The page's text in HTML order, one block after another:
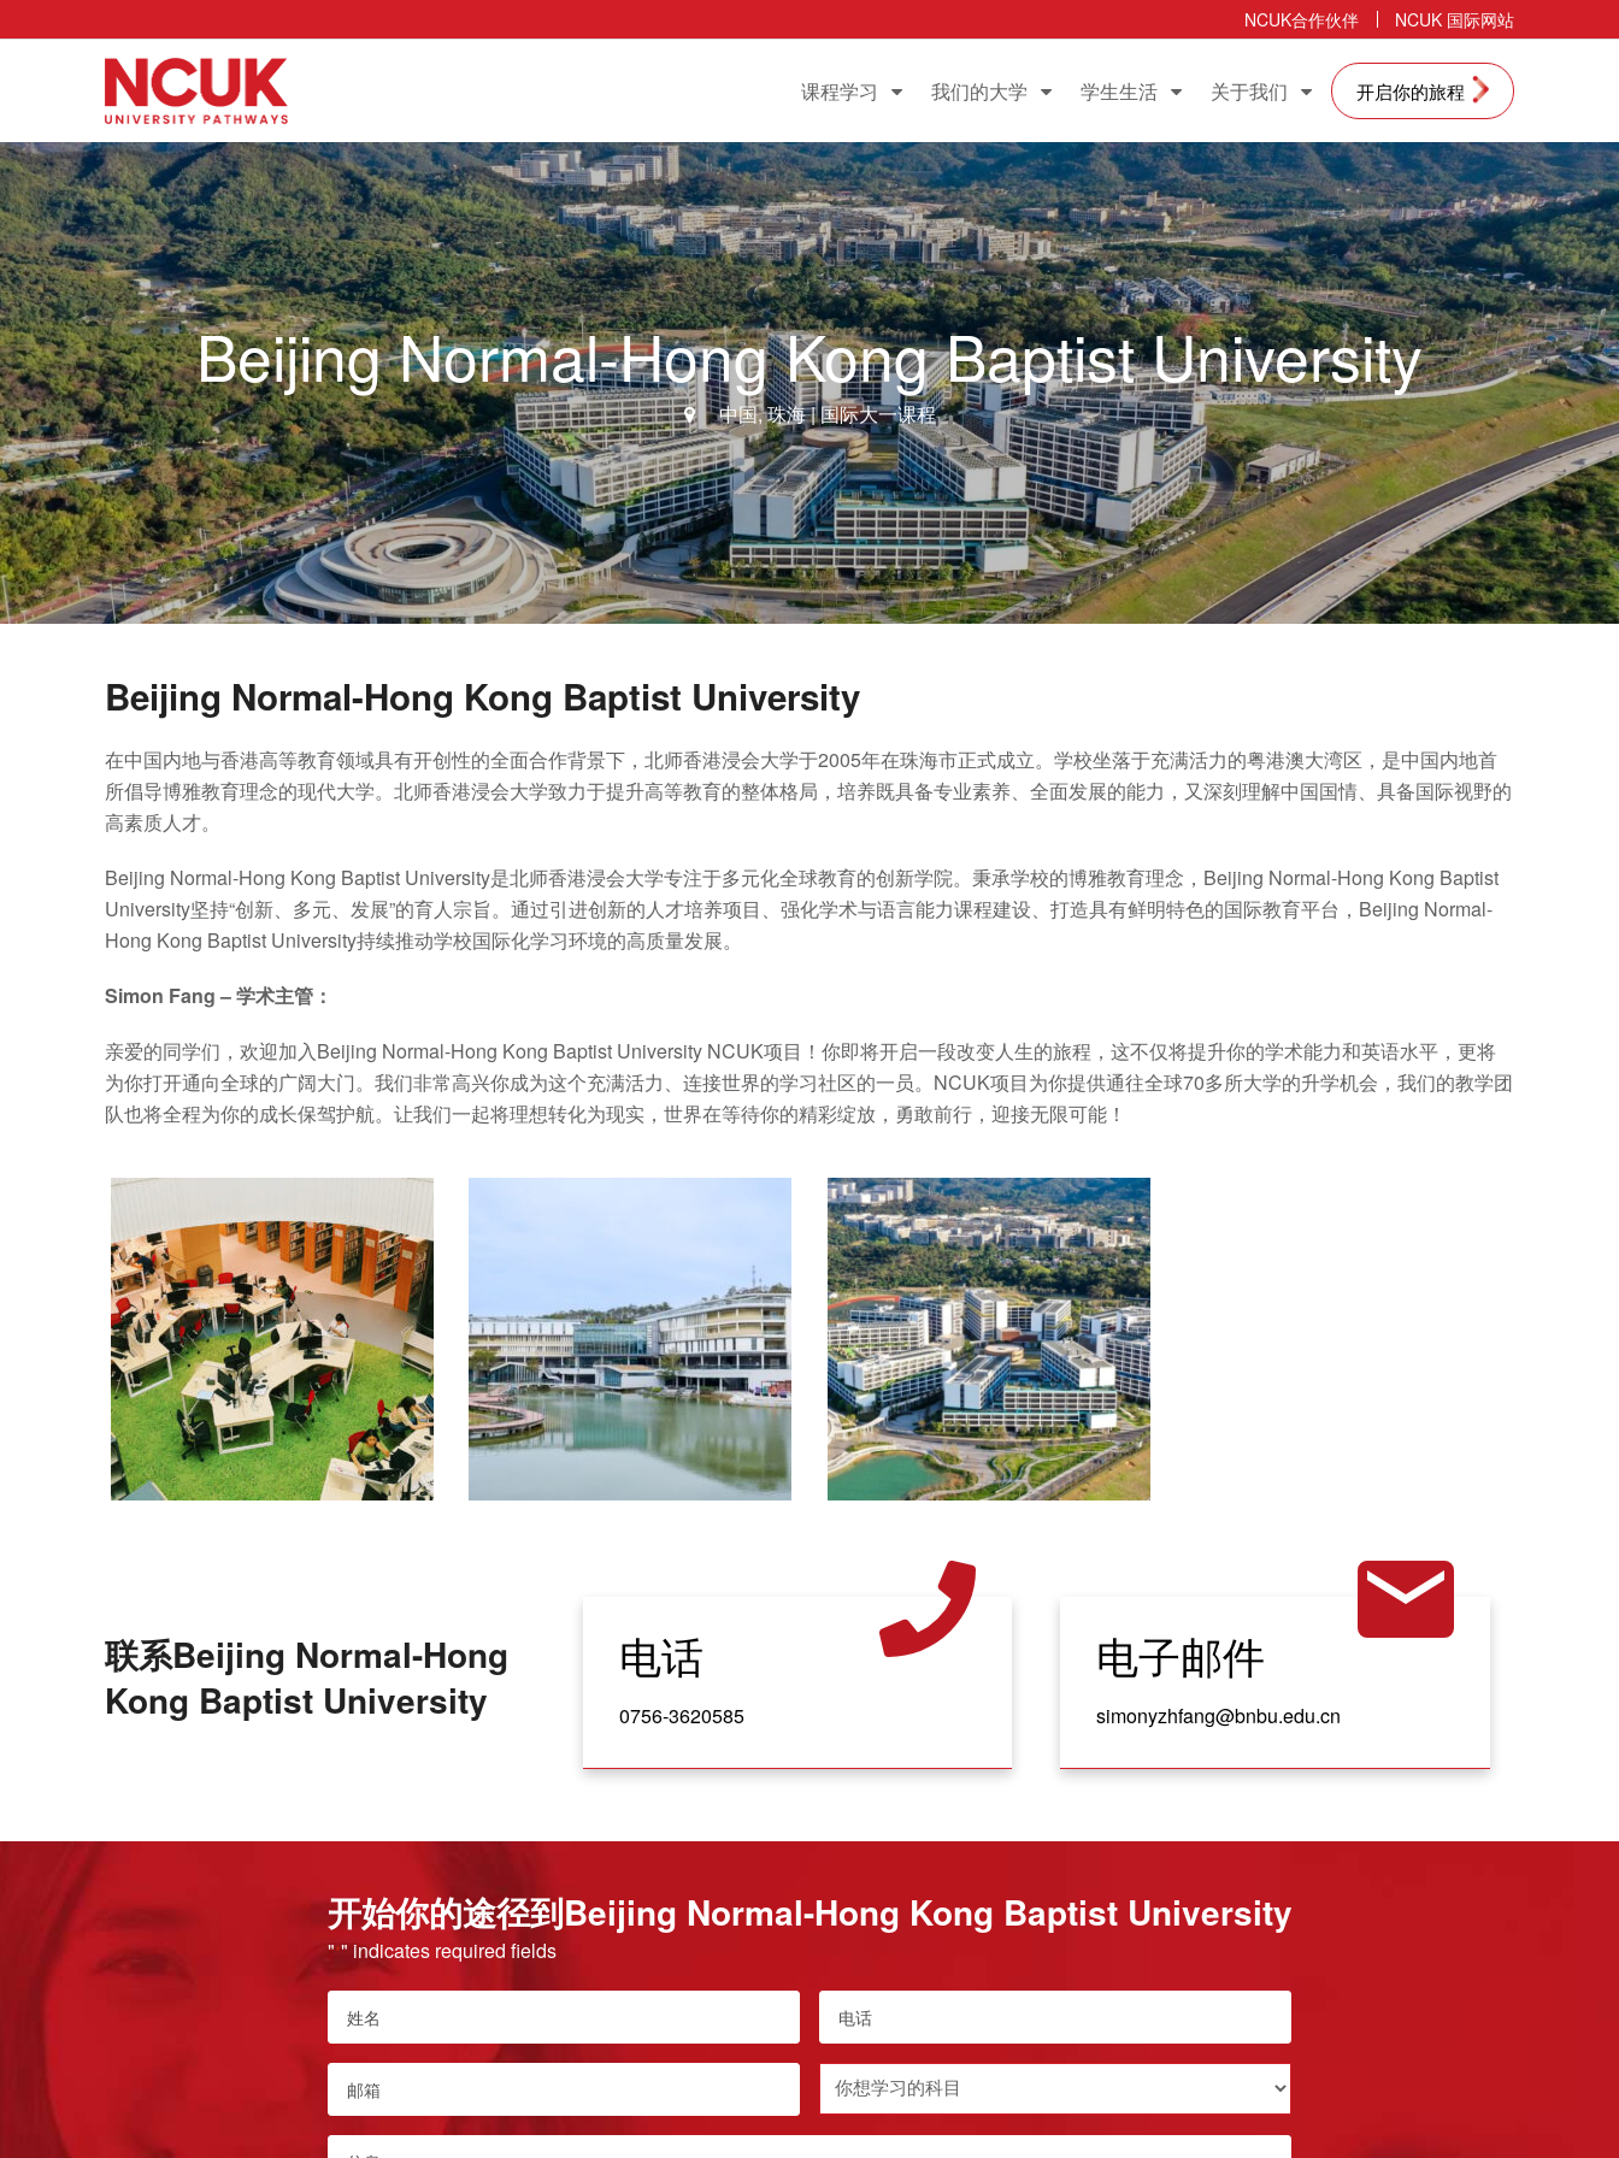
NCUK合作伙伴 NCUK 国际网站
课程学习 我们的大学 学生生活 关于我们 开启你的旅程
Beijing Normal-Hong Kong Baptist University
中国,珠海| 国际大一课程
Beijing Normal-Hong Kong Baptist University
在中国内地与香港高等教育领域具有开创性的全面合作背景下，北师香港浸会大学于2005年在珠海市正式成立。学校坐落于充满活力的粤港澳大湾区，是中国内地首
所倡导博雅教育理念的现代大学。北师香港浸会大学致力于提升高等教育的整体格局，培养既具备专业素养、全面发展的能力，又深刻理解中国国情、具备国际视野的
高素质人才。
Beijing Normal-Hong Kong Baptist University是北师香港浸会大学专注于多元化全球教育的创新学院。秉承学校的博雅教育理念， Beijing Normal-Hong Kong Baptist
University坚持“创新、多元、发展”的育人宗旨。通过引进创新的人才培养项目、强化学术与语言能力课程建设、打造具有鲜明特色的国际教育平台， Beijing Normal-
Hong Kong Baptist University持续推动学校国际化学习环境的高质量发展。
Simon Fang – 学术主管：
亲爱的同学们，欢迎加入Beijing Normal-Hong Kong Baptist University NCUK项目！你即将开启一段改变人生的旅程，这不仅将提升你的学术能力和英语水平，更将
为你打开通向全球的广阔大门。我们非常高兴你成为这个充满活力、连接世界的学习社区的一员。NCUK项目为你提供通往全球70多所大学的升学机会，我们的教学团
队也将全程为你的成长保驾护航。让我们一起将理想转化为现实，世界在等待你的精彩绽放，勇敢前行，迎接无限可能！
联系Beijing Normal-Hong
Kong Baptist University
电话
0756-3620585
电子邮件
simonyzhfang@bnbu.edu.cn
开始你的途径到Beijing Normal-Hong Kong Baptist University
"*" indicates required fields
名
*
话
*
Email
*
Subject
you
want
Message